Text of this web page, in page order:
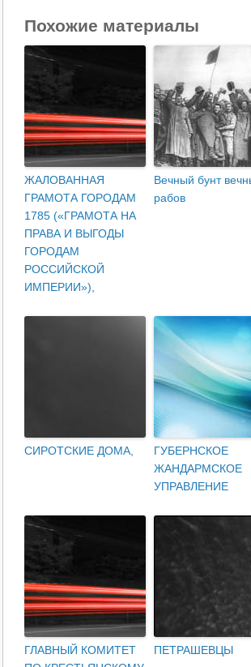
Похожие материалы
ЖАЛОВАННАЯ
ГРАМОТА ГОРОДАМ
1785 («ГРАМОТА НА
ПРАВА И ВЫГОДЫ
ГОРОДАМ
РОССИЙСКОЙ
ИМПЕРИИ»),
Вечный бунт
рабов
СИРОТСКИЕ ДОМА,
ГУБЕРНСКОЕ
ЖАНДАРМСКОЕ
УПРАВЛЕНИЕ
ГЛАВНЫЙ КОМИТЕТ
ПЕТРАШЕВЦЫ